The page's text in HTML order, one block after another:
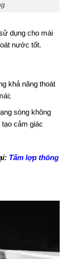
dụng cho mái
nước tốt.
khả năng thoát
sóng không
cảm giác
Tấm lợp thông